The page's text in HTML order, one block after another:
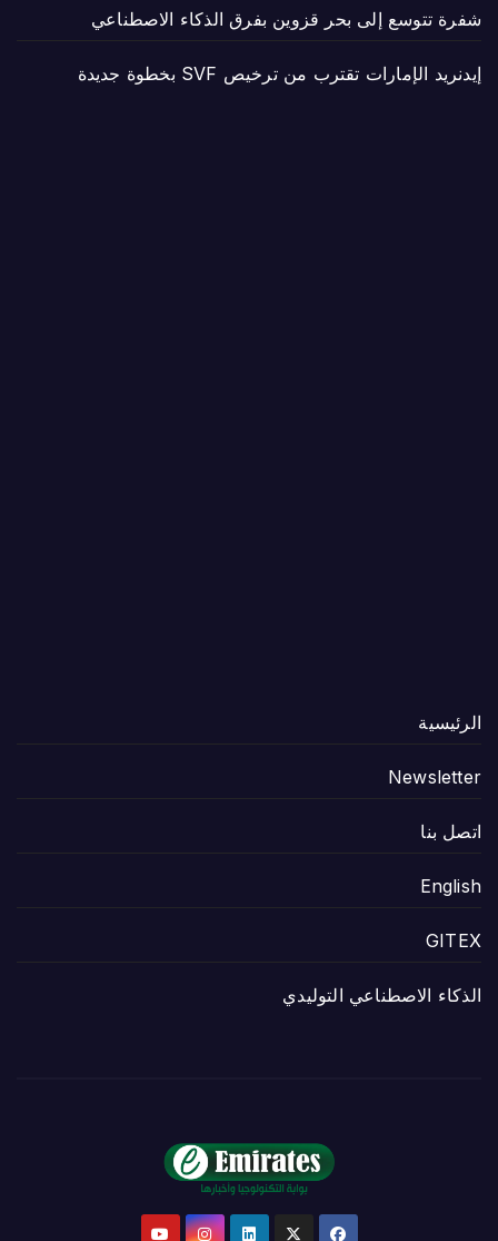
شفرة تتوسع إلى بحر قزوين بفرق الذكاء الاصطناعي
إيدنريد الإمارات تقترب من ترخيص SVF بخطوة جديدة
الرئيسية
Newsletter
اتصل بنا
English
GITEX
الذكاء الاصطناعي التوليدي